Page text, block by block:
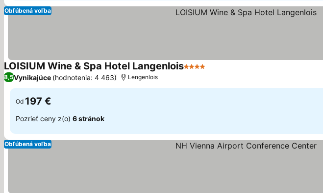
Obľúbená voľba
LOISIUM Wine & Spa Hotel Langenlois4 Počet hviezdičiek
8,5Vynikajúce (hodnotenia: 4 463) Lengenlois
Od 197 €
Pozrieť ceny z(o) 6 stránok
Obľúbená voľba